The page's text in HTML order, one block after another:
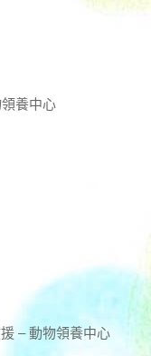
養中心
– 動物領養中心